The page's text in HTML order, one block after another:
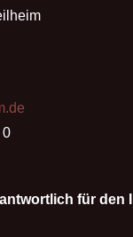
0
für den